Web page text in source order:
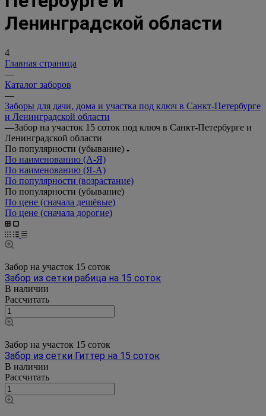
Ленинградской области
4
Главная страница
—
Каталог заборов
—
Заборы для дачи, дома и участка под ключ в Санкт-Петербурге
и Ленинградской области
—Забор на участок 15 соток под ключ в Санкт-Петербурге и
Ленинградской области
По популярности (убывание)
По наименованию (А-Я)
По наименованию (Я-А)
По популярности (возрастание)
По популярности (убывание)
По цене (сначала дешёвые)
По цене (сначала дорогие)
Забор на участок 15 соток
Забор из сетки рабица на 15 соток
В наличии
Рассчитать
Забор на участок 15 соток
Забор из сетки Гиттер на 15 соток
В наличии
Рассчитать